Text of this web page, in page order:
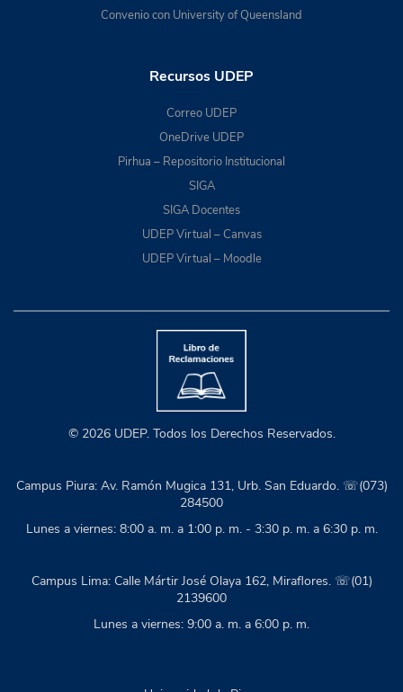
Convenio con University of Queensland
Recursos UDEP
Correo UDEP
OneDrive UDEP
Pirhua – Repositorio Institucional
SIGA
SIGA Docentes
UDEP Virtual – Canvas
UDEP Virtual – Moodle
© 2026 UDEP. Todos los Derechos Reservados.
Campus Piura: Av. Ramón Mugica 131, Urb. San Eduardo. ☏(073)
284500
Lunes a viernes: 8:00 a. m. a 1:00 p. m. - 3:30 p. m. a 6:30 p. m.
Campus Lima: Calle Mártir José Olaya 162, Miraflores. ☏(01)
2139600
Lunes a viernes: 9:00 a. m. a 6:00 p. m.